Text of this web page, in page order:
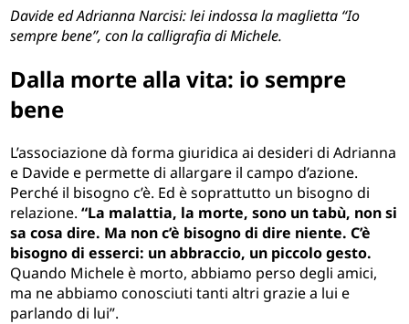
Davide ed Adrianna Narcisi: lei indossa la maglietta “Io
sempre bene”, con la calligrafia di Michele.
Dalla morte alla vita: io sempre
bene
L’associazione dà forma giuridica ai desideri di Adrianna
e Davide e permette di allargare il campo d’azione.
Perché il bisogno c’è. Ed è soprattutto un bisogno di
relazione.“La malattia, la morte, sono un tabù, non si
sa cosa dire. Ma non c’è bisogno di dire niente. C’è
bisogno di esserci: un abbraccio, un piccolo gesto.
Quando Michele è morto, abbiamo perso degli amici,
ma ne abbiamo conosciuti tanti altri grazie a lui e
parlando di lui”.